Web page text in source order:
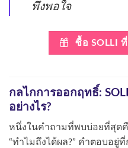
พึงพอใจ
ซื้อ SOLLI
กลไกการออกฤทธิ์:
อย่างไร?
หนึ่งในคำถามที่พบบ่อยที่สุด
“ทำไมถึงได้ผล?” คำตอบอ